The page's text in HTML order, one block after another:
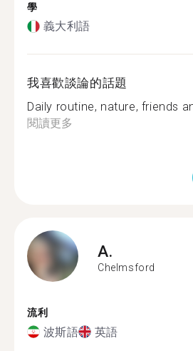
學
義大利語
我喜歡談論的話題
Daily routine, nature, friends
閱讀更多
A.
Chelmsford
流利
波斯語 英語